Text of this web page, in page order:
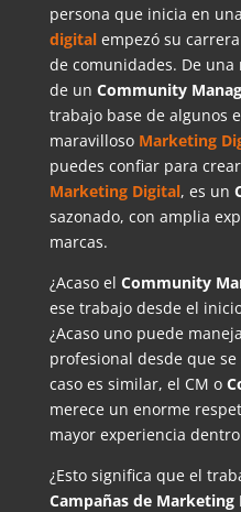
persona que inicia en una
digitalempezó su
de comunidades. De
de un Community
trabajo base de algunos
maravilloso Marketing
puedes confiar para
Marketing Digital, es un
sazonado, con amplia
marcas.
¿Acaso el Community
ese trabajo desde el
¿Acaso uno puede
profesional desde que
caso es similar, el CM o
merece un enorme
mayor experiencia
¿Esto significa que el
Campañas de Marketing